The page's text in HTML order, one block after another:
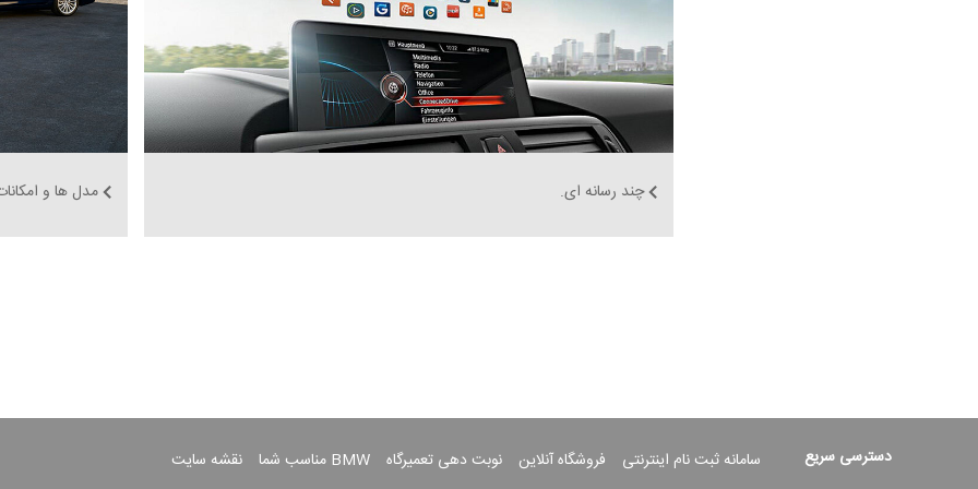
چند رسانه ای. مدل ها و
دسترسی سریع سامانه ثبت نام اینترنتی فروشگاه آنلاین نوبت دهی تعمیرگاه BMW مناسب شما نقشه سایت